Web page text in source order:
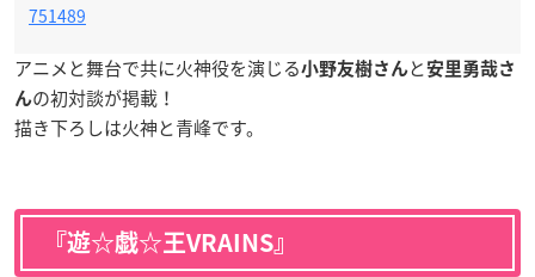
751489
アニメと舞台で共に火神役を演じる小野友樹さんと安里勇哉さ
んの初対談が掲載！
描き下ろしは火神と青峰です。
『遊☆戯☆王VRAINS』